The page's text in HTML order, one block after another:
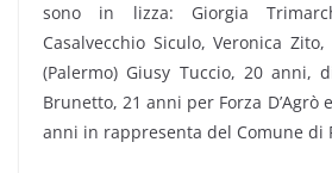
sono in lizza: Giorgia
Casalvecchio Siculo, Veronica
(Palermo) Giusy Tuccio, 20 anni,
Brunetto, 21 anni per Forza D’Agrò
anni in rappresenta del Comune di